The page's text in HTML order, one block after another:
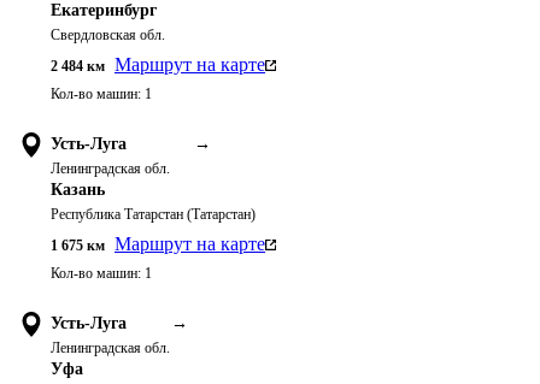
Екатеринбург
Свердловская обл.
2 484 км Маршрут на карте
Кол-во машин: 1
Усть-Луга →
Ленинградская обл.
Казань
Республика Татарстан (Татарстан)
1 675 км Маршрут на карте
Кол-во машин: 1
Усть-Луга →
Ленинградская обл.
Уфа